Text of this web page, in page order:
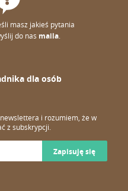
masz jakieś pytania
do nas maila.
dla osób
i rozumiem, że w
z subskrypcji.
Zapisuję się